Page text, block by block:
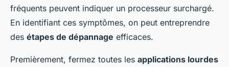
fréquents peuvent indiquer un processeur surchargé.
En identifiant ces symptômes, on peut entreprendre
des étapes de dépannage efficaces.
Premièrement, fermez toutes les applications lourdes